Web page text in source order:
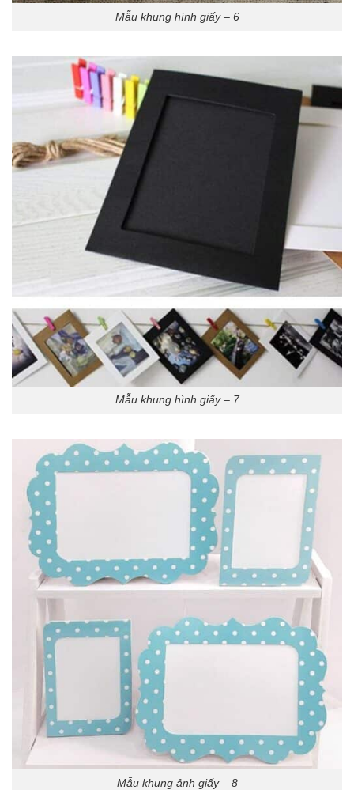
Mẫu khung hình giấy – 6
Mẫu khung hình giấy – 7
Mẫu khung ảnh giấy – 8